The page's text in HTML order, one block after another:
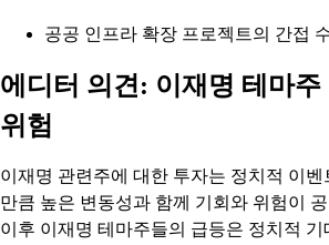
공공 인프라 확장 프로젝트의 간접
에디터 의견: 이재명 테마주
위험
이재명 관련주에 대한 투자는 정치적 이벤
만큼 높은 변동성과 함께 기회와 위험이
이후 이재명 테마주들의 급등은 정치적 기